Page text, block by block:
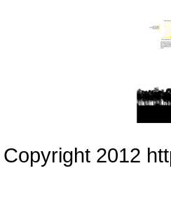
Copyright 2012